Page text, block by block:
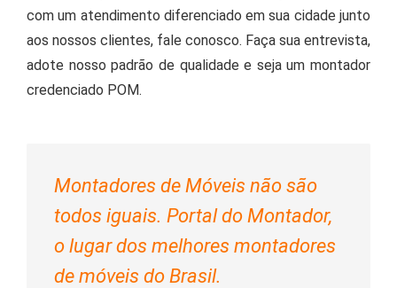
com um atendimento diferenciado em sua cidade junto
aos nossos clientes, fale conosco. Faça sua entrevista,
adote nosso padrão de qualidade e seja um montador
credenciado POM.
Montadores de Móveis não são
todos iguais. Portal do Montador,
o lugar dos melhores montadores
de móveis do Brasil.